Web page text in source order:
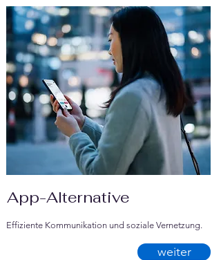
Effiziente Kommunikation und soziale Vernetzung.
App-Alternative
weiter